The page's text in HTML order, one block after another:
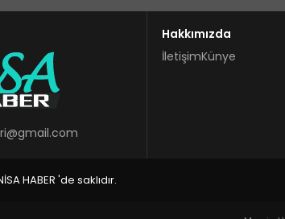
Hakkımızda
İletişimKünye
HABER 'de saklıdır.